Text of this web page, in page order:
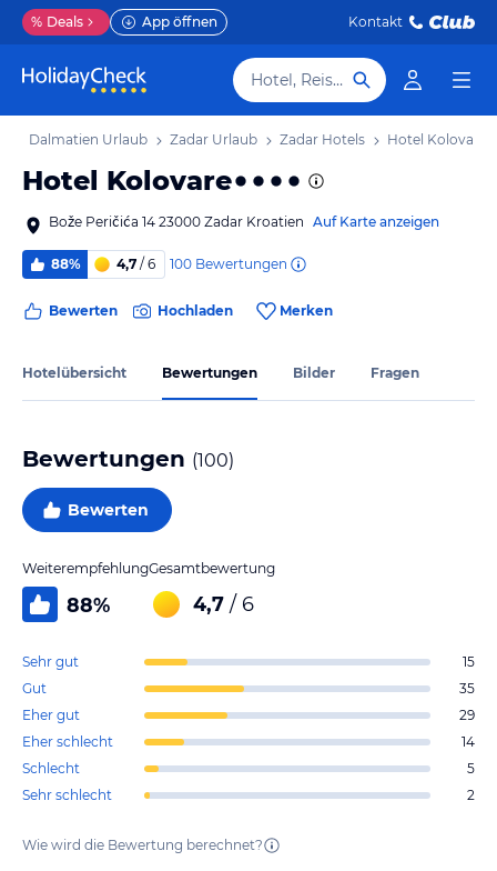
% Deals App öffnen Kontakt
Hotel, Reiseziel
Dalmatien Urlaub Zadar Urlaub Zadar Hotels Hotel Kolovare
Hotel Kolovare
Bože Peričića 14 23000 Zadar Kroatien Auf Karte anzeigen
88% 4,7 / 6 100 Bewertungen
Bewerten Hochladen Merken
Hotelübersicht Bewertungen Bilder Fragen
Bewertungen (100)
Bewerten
Weiterempfehlung
88%
Gesamtbewertung
4,7 / 6
Sehr gut
15
Gut
35
Eher gut
29
Eher schlecht
14
Schlecht
5
Sehr schlecht
2
Wie wird die Bewertung berechnet?